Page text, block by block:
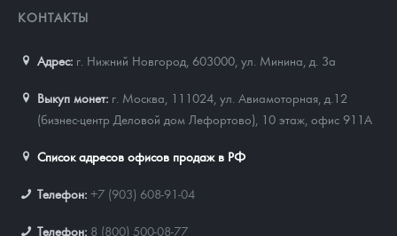
КОНТАКТЫ
Адрес: г. Нижний Новгород, 603000 ул. Минина, д. 3а
Выкуп монет: г. Москва, 111024, ул. Авиамоторная, д.12
(бизнес-центр Деловой дом Лефортово), 10 этаж, офис 911А
Список адресов офисов продаж в РФ
Телефон: +7 (903) 608-91-04
Телефон: 8 (800) 500-08-77